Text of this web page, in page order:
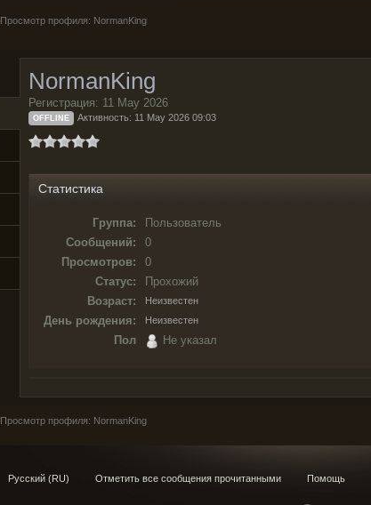
Просмотр профиля: NormanKing
NormanKing
Регистрация: 11 May 2026
OFFLINE Активность: 11 May 2026 09:03
Статистика
Группа:
Пользователь
Сообщений:
0
Просмотров:
0
Статус:
Прохожий
Возраст:
Неизвестен
День рождения: Неизвестен
Пол Не указал
Просмотр профиля: NormanKing
Русский (RU) Отметить все сообщения прочитанными Помощь